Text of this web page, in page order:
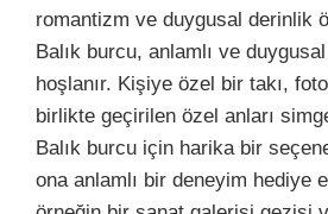
romantizm ve duygusal derinlik
Balık burcu, anlamlı ve
hoşlanır. Kişiye özel bir takı,
birlikte geçirilen özel anları
Balık burcu için harika bir
ona anlamlı bir deneyim hediye